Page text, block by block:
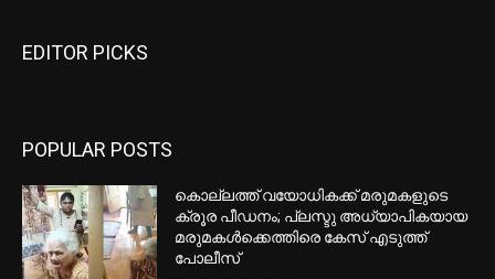
EDITOR PICKS
POPULAR POSTS
കൊല്ലത്ത് വയോധികക്ക് മരുമകളുടെ
ക്രൂര പീഡനം; പ്ലസ്ടു അധ്യാപികയായ
മരുമകൾക്കെത്തിരെ കേസ് എടുത്ത്
പോലീസ്